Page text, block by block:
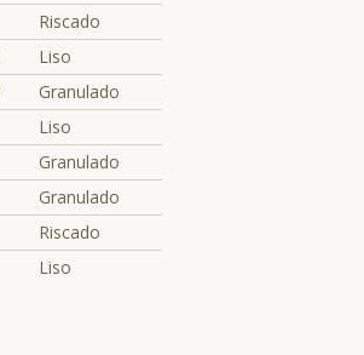
Riscado
Liso
Granulado
Liso
Granulado
Granulado
Riscado
Liso